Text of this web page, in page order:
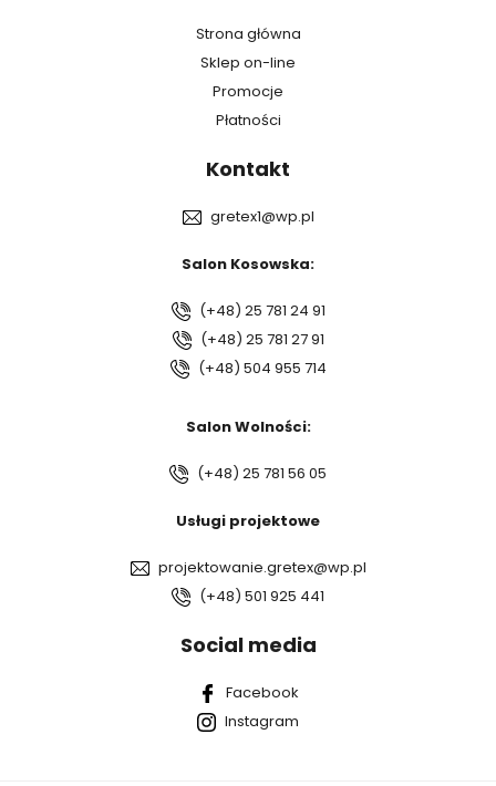
Strona główna
Sklep on-line
Promocje
Płatności
Kontakt
gretex1@wp.pl
Salon Kosowska:
(+48) 25 781 24 91
(+48) 25 781 27 91
(+48) 504 955 714
Salon Wolności:
(+48) 25 781 56 05
Usługi projektowe
projektowanie.gretex@wp.pl
(+48) 501 925 441
Social media
Facebook
Instagram